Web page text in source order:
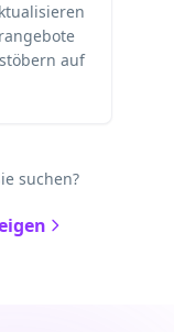
auf
suchen?